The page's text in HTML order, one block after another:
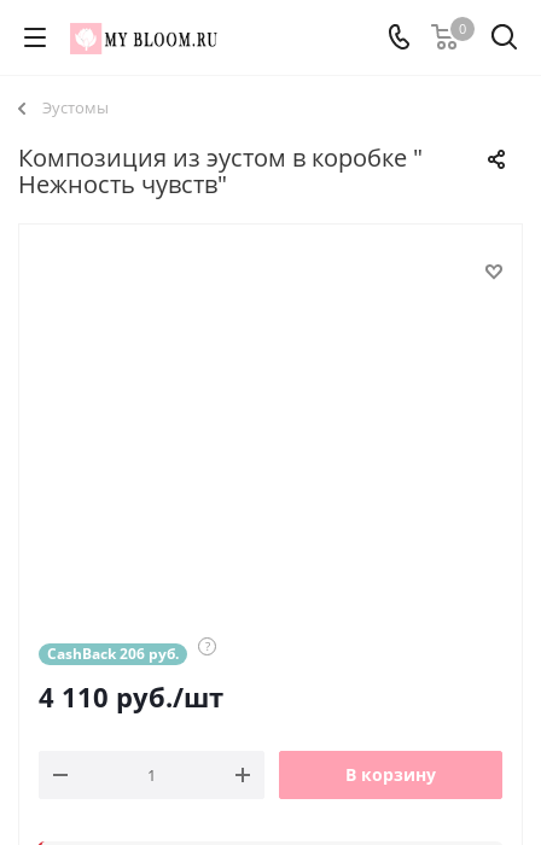
0
Эустомы
Композиция из эустом в коробке "
Нежность чувств"
CashBack 206 руб. ?
4 110 руб./шт
В корзину